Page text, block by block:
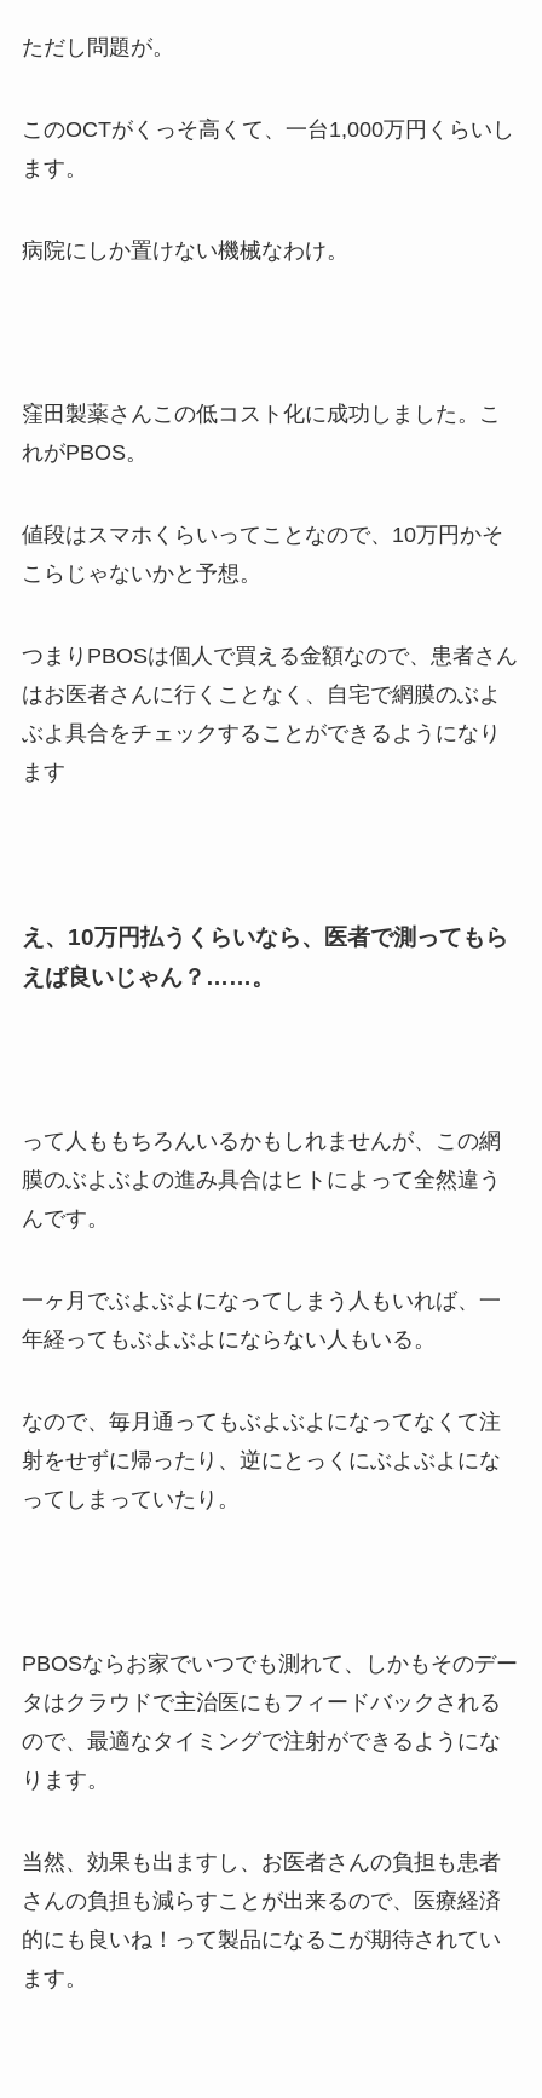
ただし問題が。
このOCTがくっそ高くて、一台1,000万円くらいし
ます。
病院にしか置けない機械なわけ。
窪田製薬さんこの低コスト化に成功しました。こ
れがPBOS。
値段はスマホくらいってことなので、10万円かそ
こらじゃないかと予想。
つまりPBOSは個人で買える金額なので、患者さん
はお医者さんに行くことなく、自宅で網膜のぶよ
ぶよ具合をチェックすることができるようになり
ます
え、10万円払うくらいなら、医者で測ってもら
えば良いじゃん？……。
って人ももちろんいるかもしれませんが、この網
膜のぶよぶよの進み具合はヒトによって全然違う
んです。
一ヶ月でぶよぶよになってしまう人もいれば、一
年経ってもぶよぶよにならない人もいる。
なので、毎月通ってもぶよぶよになってなくて注
射をせずに帰ったり、逆にとっくにぶよぶよにな
ってしまっていたり。
PBOSならお家でいつでも測れて、しかもそのデー
タはクラウドで主治医にもフィードバックされる
ので、最適なタイミングで注射ができるようにな
ります。
当然、効果も出ますし、お医者さんの負担も患者
さんの負担も減らすことが出来るので、医療経済
的にも良いね！って製品になるこが期待されてい
ます。